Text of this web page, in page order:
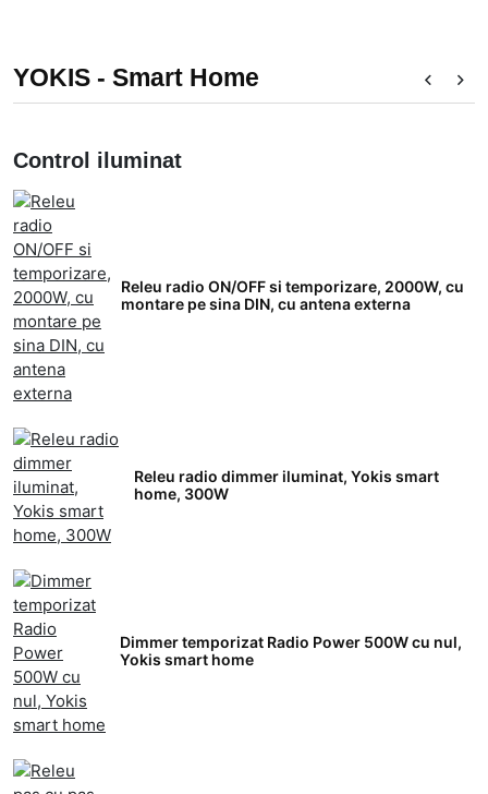
YOKIS - Smart Home
Control iluminat
Releu radio ON/OFF si temporizare, 2000W, cu
montare pe sina DIN, cu antena externa
Releu radio dimmer iluminat, Yokis smart
home, 300W
Dimmer temporizat Radio Power 500W cu nul,
Yokis smart home